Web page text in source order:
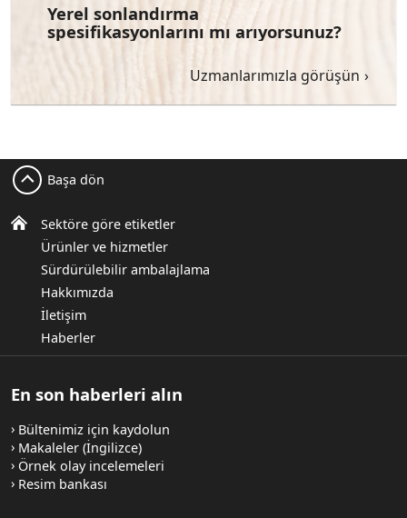
Yerel sonlandırma
spesifikasyonlarını mı arıyorsunuz?
Uzmanlarımızla görüşün
Sektöre göre etiketler
Ürünler ve hizmetler
Sürdürülebilir ambalajlama
Hakkımızda
İletişim
Haberler
Başa dön
En son haberleri alın
Bültenimiz için kaydolun
Makaleler (İngilizce)
Örnek olay incelemeleri
Resim bankası